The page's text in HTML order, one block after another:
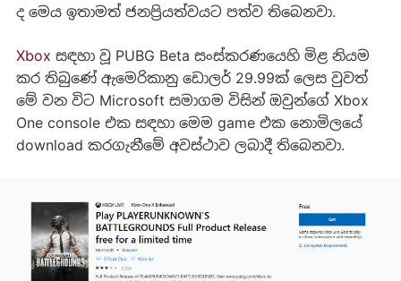
ද මෙය ඉතාමත් ජනප්‍රියත්වයට පත්ව තිබෙනවා.
Xbox සඳහා වූ PUBG Beta සංස්කරණයෙහි මිළ නියම
කර තිබුණේ ඇමෙරිකානු ඩොලර් 29.99ක් ලෙස වුවත්
මේ වන විට Microsoft සමාගම විසින් ඔවුන්ගේ Xbox
One console එක සඳහා මෙම game එක නොමිලයේ
download කරගැනීමේ අවස්ථාව ලබාදී තිබෙනවා.